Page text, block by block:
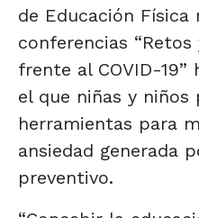
de Educación
conferencias
frente al COVID-
el que niñas y
herramientas para
ansiedad generada
preventivo.